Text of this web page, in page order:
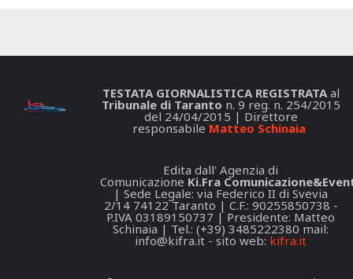
TESTATA GIORNALISTICA REGISTRATAal
Tribunale di Taranto n. 9 reg. n. 254/2015
del 24/04/2015 | Direttore
responsabile Matteo Schinaia
Edita dall' Agenzia di
Comunicazione Ki.Fra
| Sede Legale: via Federico II di Svevia
2/14 74122 Taranto | C.F.: 90255850738 -
P.IVA 03189150737 | Presidente: Matteo
Schinaia | Tel.: (+39) 3485222380 mail:
info@kifra.it - sito web: kifra.it